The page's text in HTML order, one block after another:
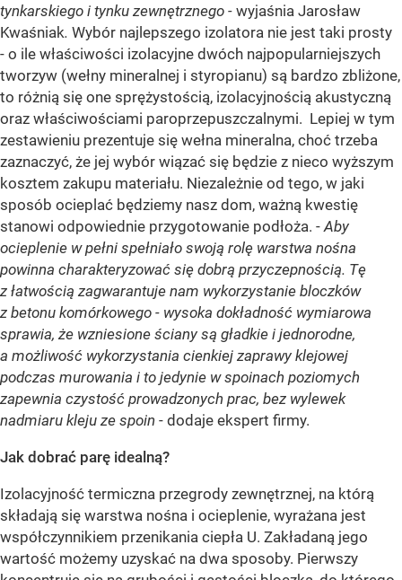
tynkarskiego i tynku zewnętrznego - wyjaśnia Jarosław
Kwaśniak. Wybór najlepszego izolatora nie jest taki prosty
- o ile właściwości izolacyjne dwóch najpopularniejszych
tworzyw (wełny mineralnej i styropianu) są bardzo zbliżone,
to różnią się one sprężystością, izolacyjnością akustyczną
oraz właściwościami paroprzepuszczalnymi. Lepiej w tym
zestawieniu prezentuje się wełna mineralna, choć trzeba
zaznaczyć, że jej wybór wiązać się będzie z nieco wyższym
kosztem zakupu materiału. Niezależnie od tego, w jaki
sposób ocieplać będziemy nasz dom, ważną kwestię
stanowi odpowiednie przygotowanie podłoża. -Aby
ocieplenie w pełni spełniało swoją rolę warstwa nośna
powinna charakteryzować się dobrą przyczepnością. Tę
z łatwością zagwarantuje nam wykorzystanie bloczków
z betonu komórkowego - wysoka dokładność wymiarowa
sprawia, że wzniesione ściany są gładkie i jednorodne,
a możliwość wykorzystania cienkiej zaprawy klejowej
podczas murowania i to jedynie w spoinach poziomych
zapewnia czystość prowadzonych prac, bez wylewek
nadmiaru kleju ze spoin - dodaje ekspert firmy.
Jak dobrać parę idealną?
Izolacyjność termiczna przegrody zewnętrznej, na którą
składają się warstwa nośna i ocieplenie, wyrażana jest
współczynnikiem przenikania ciepła U. Zakładaną jego
wartość możemy uzyskać na dwa sposoby. Pierwszy